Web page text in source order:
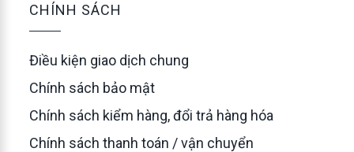
CHÍNH SÁCH
Điều kiện giao dịch chung
Chính sách bảo mật
Chính sách kiểm hàng, đổi trả hàng hóa
Chính sách thanh toán / vận chuyển